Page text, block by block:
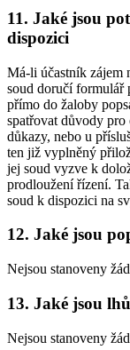
11. Jaké jsou
dispozici
Má-li účastník zájem
soud doručí formulář
přímo do žaloby
spatřovat důvody
důkazy, nebo u
ten již vyplněný
jej soud vyzve k
prodloužení řízení.
soud k dispozici na
12. Jaké jsou
Nejsou stanoveny
13. Jaké jsou
Nejsou stanoveny